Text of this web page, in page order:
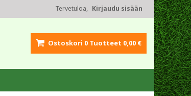
Tervetuloa, Kirjaudu sisään
Ostoskori 0 Tuotteet 0,00 €